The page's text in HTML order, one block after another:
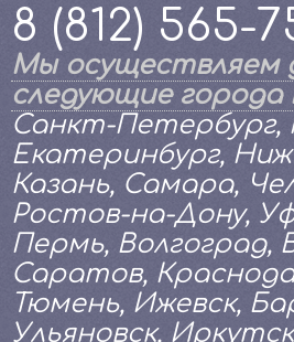
8 (812) 565-
Мы осуществляем
следующие города
Санкт-Петербург,
Екатеринбург,
Казань, Самара,
Ростов-на-Дону,
Пермь, Волгоград,
Саратов,
Тюмень, Ижевск,
Ульяновск,